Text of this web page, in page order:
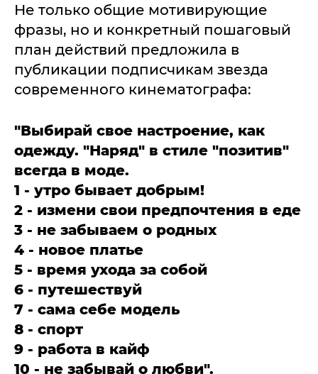
Не только общие мотивирующие
фразы, но и конкретный пошаговый
план действий предложила в
публикации подписчикам звезда
современного кинематографа:
"Выбирай свое настроение, как
одежду. "Наряд" в стиле "позитив"
всегда в моде.
1 - утро бывает добрым!
2 - измени свои предпочтения в еде
3 - не забываем о родных
4 - новое платье
5 - время ухода за собой
6 - путешествуй
7 - сама себе модель
8 - спорт
9 - работа в кайф
10 - не забывай о любви".